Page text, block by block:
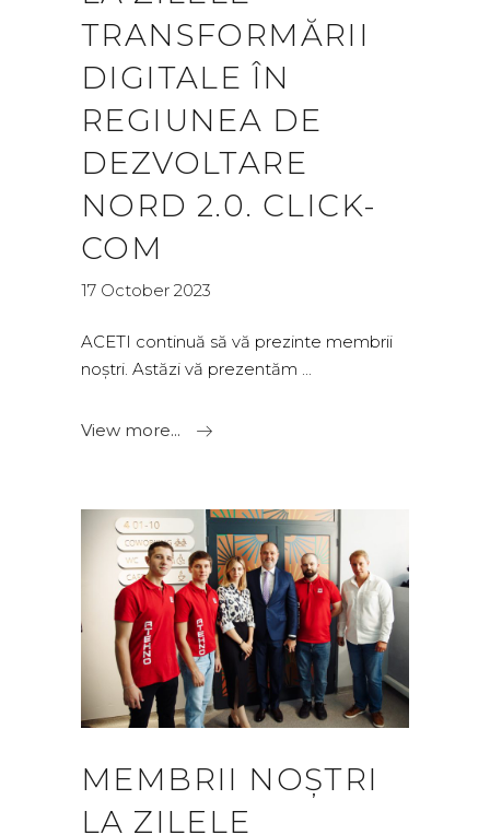
TRANSFORMĂRII
DIGITALE ÎN
REGIUNEA DE
DEZVOLTARE
NORD 2.0. CLICK-
COM
17 October 2023
ACETI continuă să vă prezinte membrii
noștri. Astăzi vă prezentăm
View more...
MEMBRII NOȘTRI
LA ZILELE